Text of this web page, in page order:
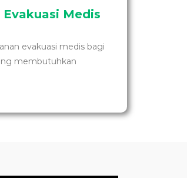
Medis
evakuasi medis bagi
membutuhkan
pasien dalam kondisi
ambulans dan peralatan